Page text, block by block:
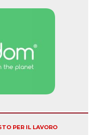
PER IL LAVORO